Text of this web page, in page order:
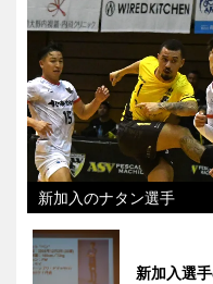
新加入のナタン選手
新加入選